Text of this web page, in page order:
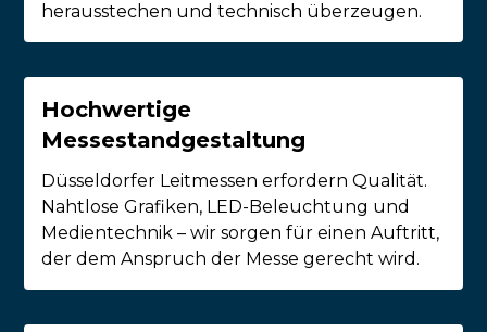
herausstechen und technisch überzeugen.
Hochwertige
Messestandgestaltung
Düsseldorfer Leitmessen erfordern Qualität.
Nahtlose Grafiken, LED-Beleuchtung und
Medientechnik – wir sorgen für einen Auftritt,
der dem Anspruch der Messe gerecht wird.